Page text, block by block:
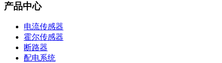
产品中心
电流传感器
霍尔传感器
断路器
配电系统